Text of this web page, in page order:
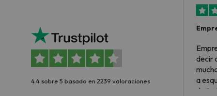
4.4 sobre 5 basado en 2239 valoraciones
decir
a
de